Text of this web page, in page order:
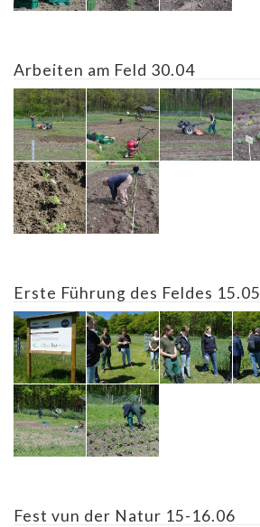
Arbeiten am Feld 30.04
Erste Führung des Feldes 15.05
Fest vun der Natur 15-16.06